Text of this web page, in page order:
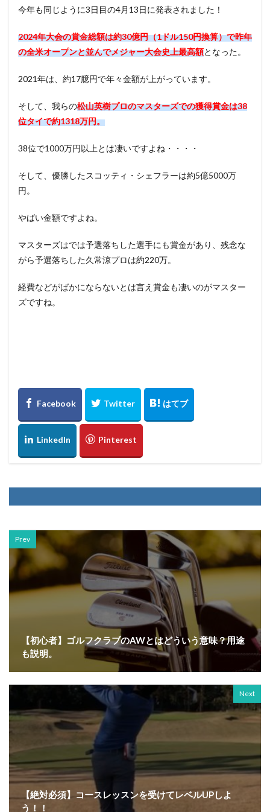
今年も同じように3日目の4月13日に発表されました！
2024年大会の賞金総額は約30億円（1ドル150円換算）で昨年
の全米オープンと並んでメジャー大会史上最高額となった。
2021年は、約17臆円で年々金額が上がっています。
そして、我らの松山英樹プロのマスターズでの獲得賞金は38
位タイで約1318万円。
38位で1000万円以上とは凄いですよね・・・・
そして、優勝したスコッティ・シェフラーは約5億5000万
円。
やばい金額ですよね。
マスターズはでは予選落ちした選手にも賞金があり、残念な
がら予選落ちした久常涼プロは約220万。
経費などがばかにならないとは言え賞金も凄いのがマスター
ズですね。
Prev
【初心者】ゴルフクラブのAWとはどういう意味？用途
も説明。
Next
【絶対必須】コースレッスンを受けてレベルUPしよ
う！！